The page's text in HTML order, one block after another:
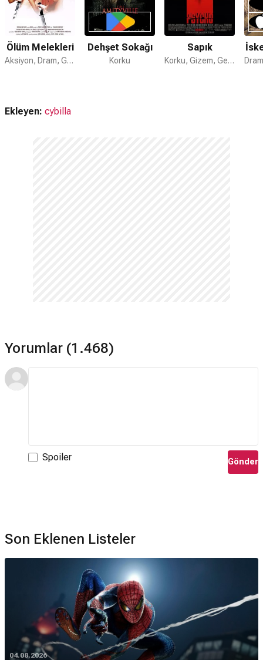
Ölüm Melekleri
Aksiyon, Dram, Gerilim
Dehşet Sokağı
Korku
Sapık
Korku, Gizem, Gerilim
Ekleyen: cybilla
Yorumlar (1.468)
Spoiler Gönder
Son Eklenen Listeler
04.08.2026